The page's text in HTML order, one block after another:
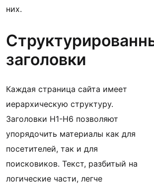
них.
заголовки
Каждая страница сайта имеет
иерархическую структуру.
Заголовки H1-H6 позволяют
упорядочить материалы как для
посетителей, так и для
поисковиков. Текст, разбитый на
логические части, легче